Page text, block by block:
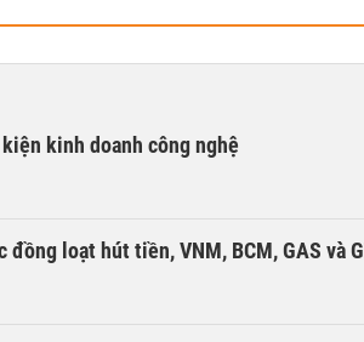
kinh doanh công nghệ
loạt hút tiền, VNM, BCM, GAS và